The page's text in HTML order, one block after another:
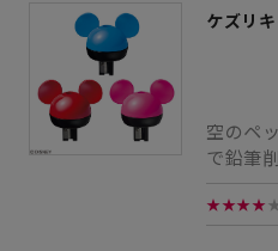
ケズリ
空のペ
で鉛筆
★★★★